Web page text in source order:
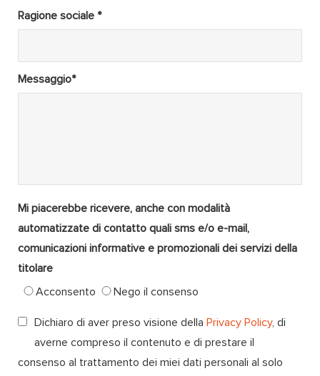
Ragione sociale *
Messaggio*
Mi piacerebbe ricevere, anche con modalità
automatizzate di contatto quali sms e/o e-mail,
comunicazioni informative e promozionali dei servizi della
titolare
Acconsento Nego il consenso
Dichiaro di aver preso visione della Privacy Policy, di
averne compreso il contenuto e di prestare il
consenso al trattamento dei miei dati personali al solo